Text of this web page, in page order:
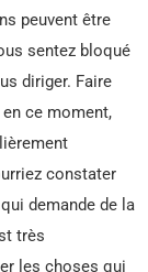
peuvent être
sentez bloqué
diriger. Faire
ce moment,
constater
demande de la
très
les choses qui